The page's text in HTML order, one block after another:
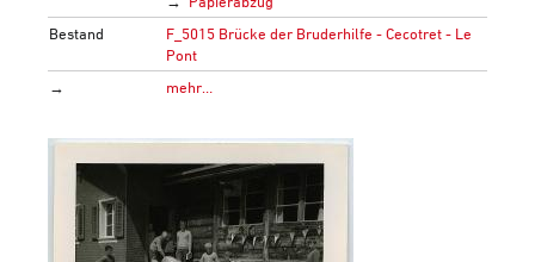
Bestand
F_5015 Brücke der Bruderhilfe - Cecotret - Le
Pont
→
mehr…